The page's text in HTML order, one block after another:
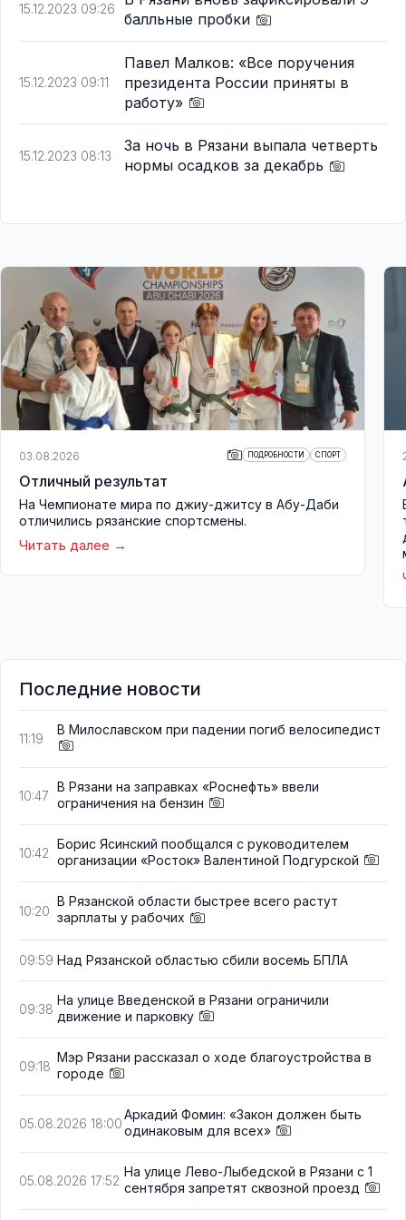
15.12.2023 09:26
балльные пробки
15.12.2023 09:11
Павел Малков: «Все поручения
президента России приняты в
работу»
15.12.2023 08:13
За ночь в Рязани выпала четверть
нормы осадков за декабрь
03.08.2026 ПОДРОБНОСТИ СПОРТ
Отличный результат
На Чемпионате мира по джиу-джитсу в Абу-Даби
отличились рязанские спортсмены.
Читать далее
Последние новости
11:19
В Милославском при падении погиб велосипедист
10:47
В Рязани на заправках «Роснефть» ввели
ограничения на бензин
10:42
Борис Ясинский пообщался с руководителем
организации «Росток» Валентиной Подгурской
10:20
В Рязанской области быстрее всего растут
зарплаты у рабочих
09:59 Над Рязанской областью сбили восемь БПЛА
09:38
На улице Введенской в Рязани ограничили
движение и парковку
09:18
Мэр Рязани рассказал о ходе благоустройства в
городе
05.08.2026 18:00
Аркадий Фомин: «Закон должен быть
одинаковым для всех»
05.08.2026 17:52
На улице Лево-Лыбедской в Рязани с 1
сентября запретят сквозной проезд